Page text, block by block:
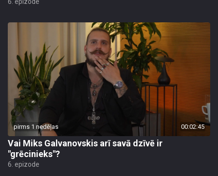
pirms 1 nedēļas 00:02:45
Vai Miks Galvanovskis arī savā dzīvē ir
"grēcinieks"?
6. epizode